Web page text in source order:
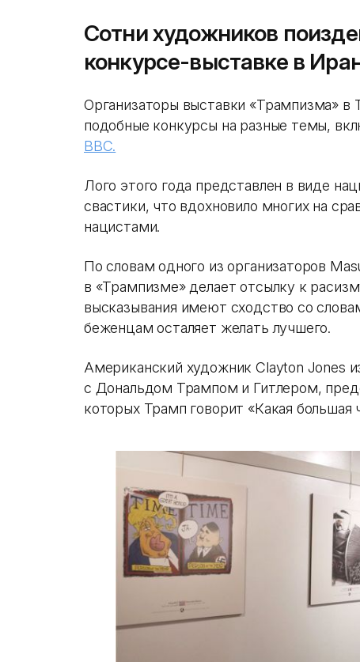
Сотни художников
конкурсе-выставке в
Организаторы выставки «Трампизма» в
подобные конкурсы на разные темы,
BBC.
Лого этого года представлен в виде
свастики, что вдохновило многих на
нацистами.
По словам одного из организаторов
в «Трампизме» делает отсылку к
высказывания имеют сходство со
беженцам осталяет желать лучшего.
Американский художник Clayton Jones
с Дональдом Трампом и Гитлером,
которых Трамп говорит «Какая большая